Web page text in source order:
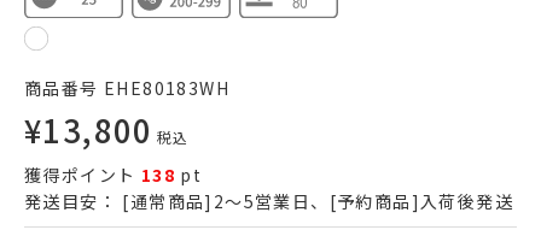
商品番号 EHE80183WH
¥13,800 税込
獲得ポイント 138 pt
発送目安： [通常商品]2～5営業日、[予約商品]入荷後発送